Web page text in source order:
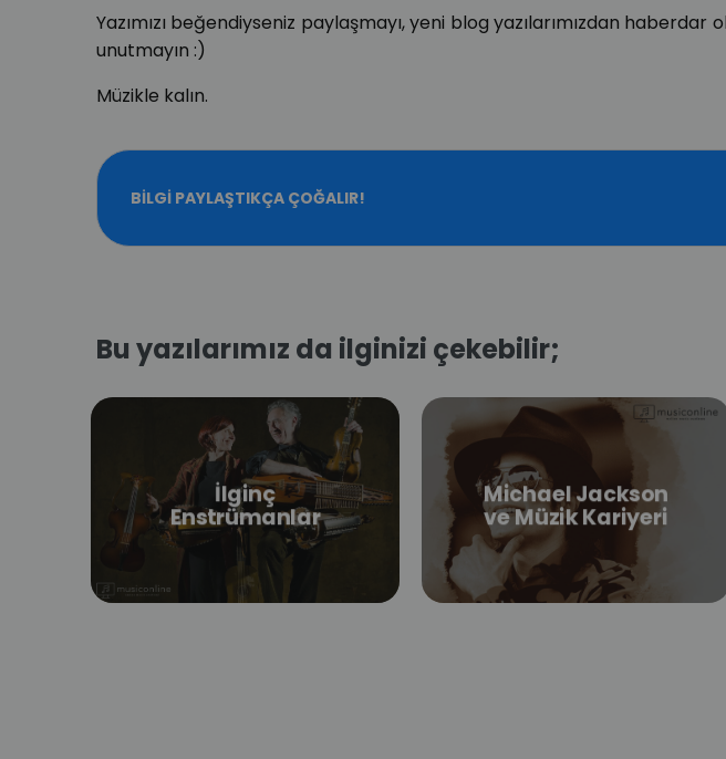
Yazımızı beğendiyseniz paylaşmayı, yeni blog yazılarımızdan
unutmayın :)
Müzikle kalın.
BILGI PAYLAŞTIKÇA ÇOĞALIR!
Bu yazılarımız da ilginizi çekebilir;
İlginç
Enstrümanlar
Michael Jackson
ve Müzik Kariyeri